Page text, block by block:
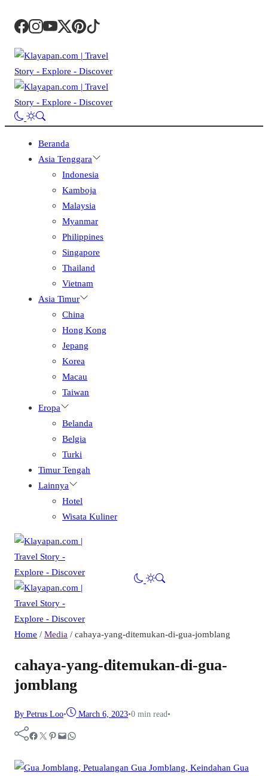
Beranda
Asia Tenggara
Indonesia
Kamboja
Malaysia
Myanmar
Philippines
Singapore
Thailand
Vietnam
Asia Timur
China
Hong Kong
Jepang
Korea
Macau
Taiwan
Eropa
Belanda
Belgia
Turki
Timur Tengah
Lainnya
Hotel
Wisata Kuliner
Home / Media / cahaya-yang-ditemukan-di-gua-jomblang
cahaya-yang-ditemukan-di-gua-
jomblang
By Petrus Loo• March 6, 2023•0 min read•
Facebook Twitter Pinterest Mail WhatsApp